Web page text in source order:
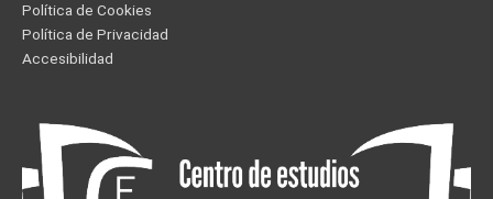
Política de Cookies
Política de Privacidad
Accesibilidad